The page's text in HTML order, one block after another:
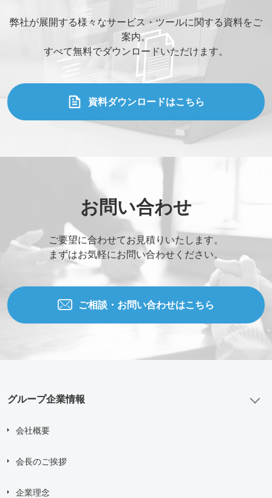
弊社が展開する様々なサービス・ツールに関する資料をご
案内。
すべて無料でダウンロードいただけます。
資料ダウンロードはこちら
お問い合わせ
ご要望に合わせてお見積りいたします。
まずはお気軽にお問い合わせください。
ご相談・お問い合わせはこちら
グループ企業情報
会社概要
会長のご挨拶
企業理念